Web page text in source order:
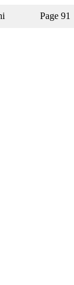
Page 91